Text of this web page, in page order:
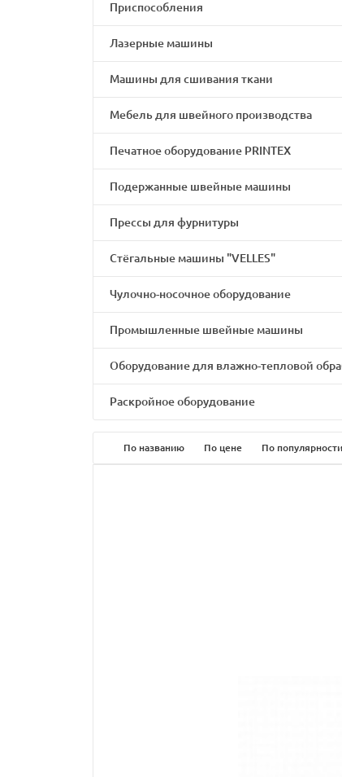
Приспособления
Лазерные машины
Машины для сшивания ткани
Мебель для швейного производства
Печатное оборудование PRINTEX
Подержанные швейные машины
Прессы для фурнитуры
Стёгальные машины "VELLES"
Чулочно-носочное оборудование
Промышленные швейные машины
Оборудование для влажно-тепловой
Раскройное оборудование
По названию По цене По популярности